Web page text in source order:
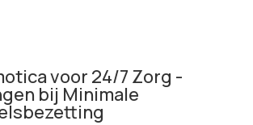
voor 24/7 Zorg -
bij Minimale